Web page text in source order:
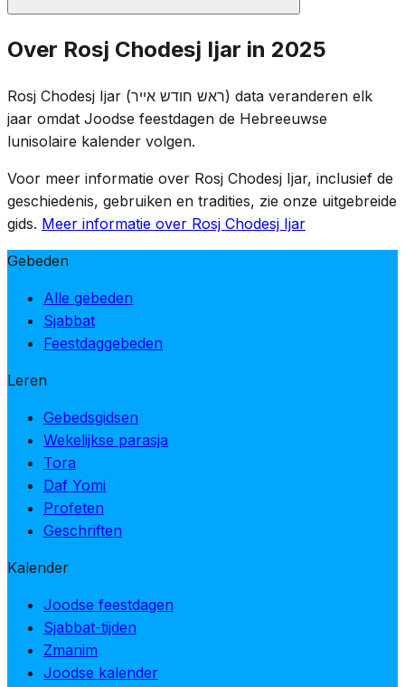
De standaard Rosj Chodesj-gebeden worden gezegd: het
halve Hallel, Ya'aleh V'Yavo, de Toralezing en Moesaf.
Aangezien Rosj Chodesj Ijar tijdens de Omerperiode valt,
gaat de Omertelling door bij de avonddiensten. De semi-
rouwgebruiken van de Omer blijven van kracht op Rosj
Over Rosj Chodesj Ijar in 2025
Rosj Chodesj Ijar (ראש חודש אייר) data veranderen elk
jaar omdat Joodse feestdagen de Hebreeuwse
lunisolaire kalender volgen.
Voor meer informatie over Rosj Chodesj Ijar, inclusief de
geschiedenis, gebruiken en tradities, zie onze uitgebreide
gids. Meer informatie over Rosj Chodesj Ijar
Gebeden
Alle gebeden
Sjabbat
Feestdaggebeden
Leren
Gebedsgidsen
Wekelijkse parasja
Tora
Daf Yomi
Profeten
Geschriften
Kalender
Joodse feestdagen
Sjabbat-tijden
Zmanim
Joodse kalender